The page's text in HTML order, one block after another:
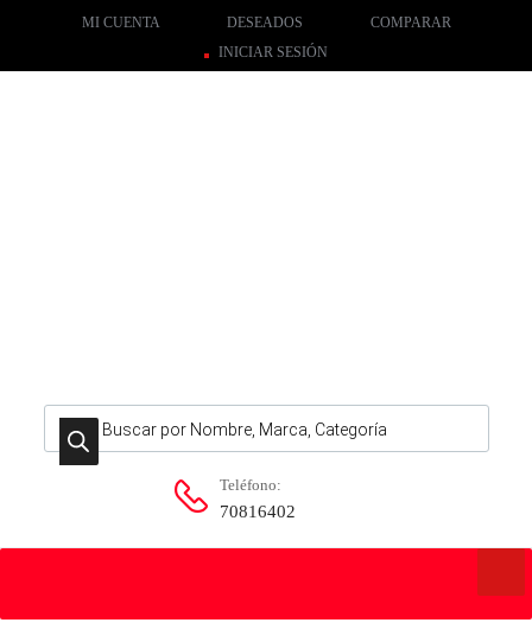
MI CUENTA DESEADOS
COMPARAR
INICIAR SESIÓN
Búsqueda de productos
Teléfono:
70816402
content